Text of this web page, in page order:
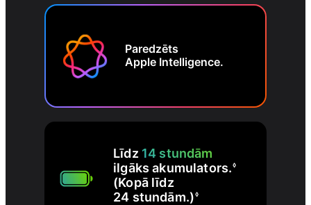
Paredzēts
Apple Intelligence.
Līdz14 stundām
ilgāks akumulators. ◊
(Kopā līdz
24 stundām.)◊